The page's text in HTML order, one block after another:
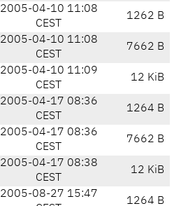
2005-04-10 11:08
CEST
1262 B
2005-04-10 11:08
CEST
7662 B
2005-04-10 11:09
CEST
12 KiB
2005-04-17 08:36
CEST
1264 B
2005-04-17 08:36
CEST
7662 B
2005-04-17 08:38
CEST
12 KiB
2005-08-27 15:47
1264 B